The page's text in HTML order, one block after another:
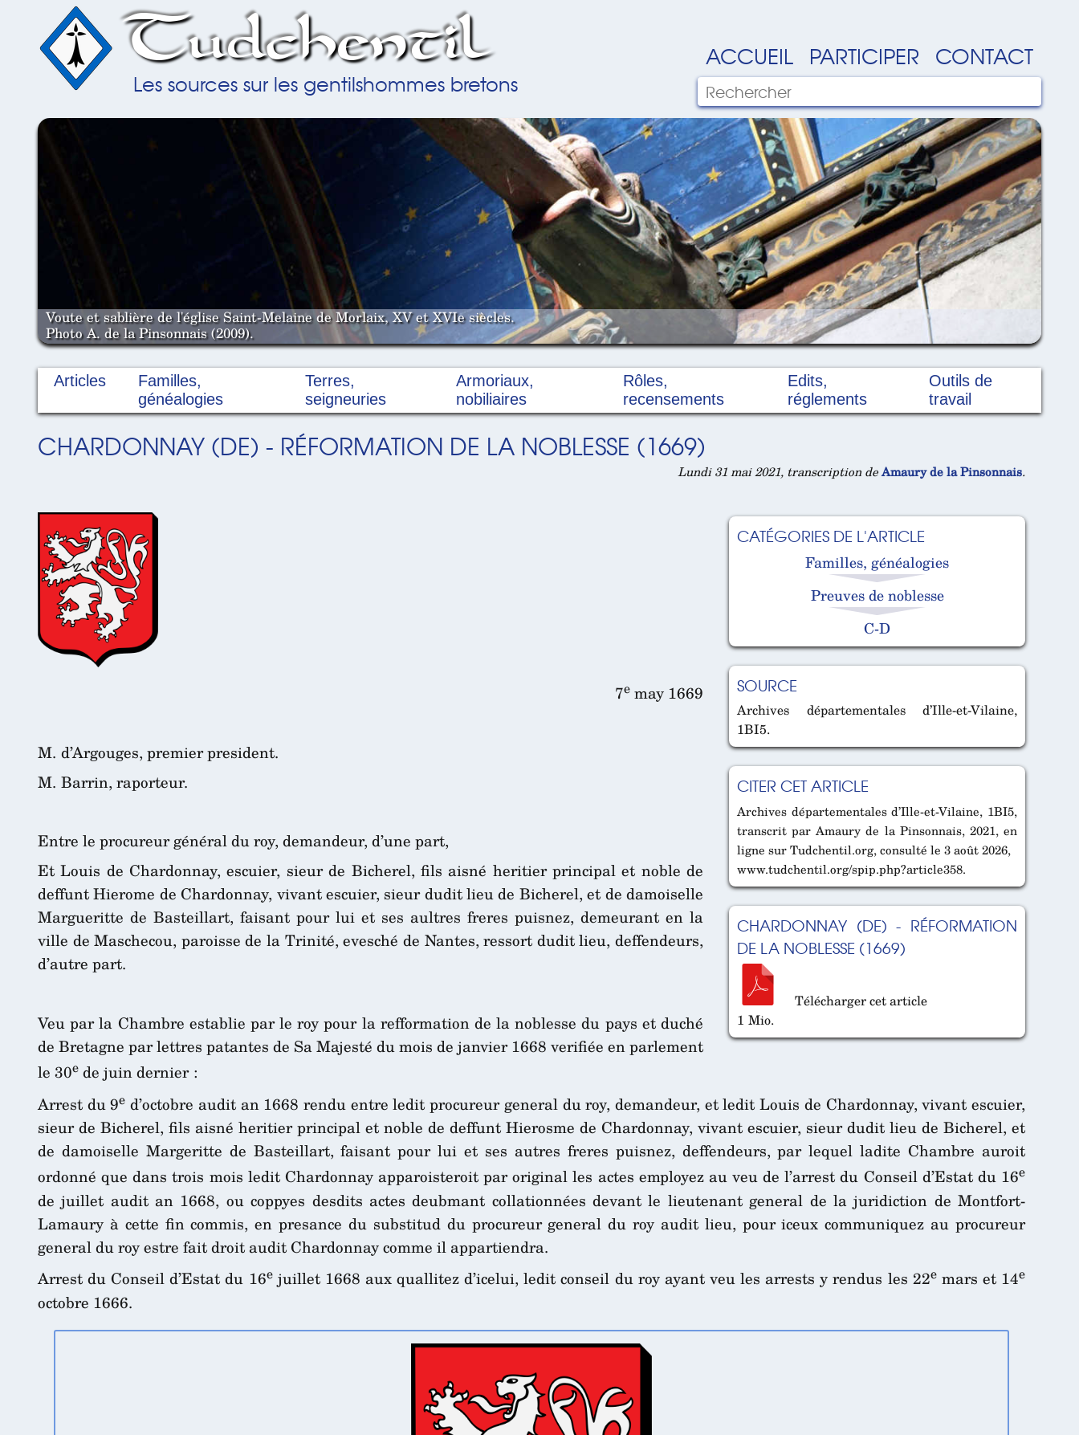
Tudchentil
Les sources sur les gentilshommes bretons
ACCUEIL PARTICIPER CONTACT
Voute et sablière de l'église Saint-Melaine de Morlaix, XV et XVIe siècles.
Photo A. de la Pinsonnais (2009).
Articles
Familles,
généalogies
Terres,
seigneuries
Armoriaux,
nobiliaires
Rôles,
recensements
Edits,
réglements
Outils de
travail
CHARDONNAY (DE) - RÉFORMATION DE LA NOBLESSE (1669)
Lundi 31 mai 2021, transcription deAmaury de la Pinsonnais.
CATÉGORIES DE L'ARTICLE
Familles, généalogies
Preuves de noblesse
C-D
SOURCE
Archives départementales d’Ille-et-Vilaine,
1BI5.
CITER CET ARTICLE
Archives départementales d’Ille-et-Vilaine, 1BI5,
transcrit par Amaury de la Pinsonnais, 2021, en
ligne sur Tudchentil.org, consulté le 3 août 2026,
www.tudchentil.org/spip.php?article358.
CHARDONNAY (DE) - RÉFORMATION
DE LA NOBLESSE (1669)
Télécharger cet article
1 Mio.
7e may 1669
M. d’Argouges, premier president.
M. Barrin, raporteur.
Entre le procureur général du roy, demandeur, d’une part,
Et Louis de Chardonnay, escuier, sieur de Bicherel, fils aisné heritier principal et noble de
deffunt Hierome de Chardonnay, vivant escuier, sieur dudit lieu de Bicherel, et de damoiselle
Margueritte de Basteillart, faisant pour lui et ses aultres freres puisnez, demeurant en la
ville de Maschecou, paroisse de la Trinité, evesché de Nantes, ressort dudit lieu, deffendeurs,
d’autre part.
Veu par la Chambre establie par le roy pour la refformation de la noblesse du pays et duché
de Bretagne par lettres patantes de Sa Majesté du mois de janvier 1668 verifiée en parlement
le 30e de juin dernier :
Arrest du 9e d’octobre audit an 1668 rendu entre ledit procureur general du roy, demandeur, et ledit Louis de Chardonnay, vivant escuier,
sieur de Bicherel, fils aisné heritier principal et noble de deffunt Hierosme de Chardonnay, vivant escuier, sieur dudit lieu de Bicherel, et
de damoiselle Margeritte de Basteillart, faisant pour lui et ses autres freres puisnez, deffendeurs, par lequel ladite Chambre auroit
ordonné que dans trois mois ledit Chardonnay apparoisteroit par original les actes employez au veu de l’arrest du Conseil d’Estat du 16e
de juillet audit an 1668, ou coppyes desdits actes deubmant collationnées devant le lieutenant general de la juridiction de Montfort-
Lamaury à cette fin commis, en presance du substitud du procureur general du roy audit lieu, pour iceux communiquez au procureur
general du roy estre fait droit audit Chardonnay comme il appartiendra.
Arrest du Conseil d’Estat du 16ejuillet 1668 aux quallitez d’icelui, ledit conseil du roy ayant veu les arrests y rendus les 22emars et 14e
octobre 1666.